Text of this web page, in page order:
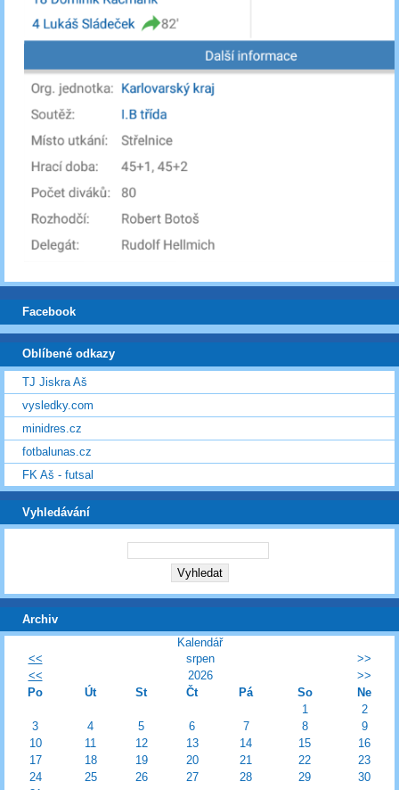
Facebook
Oblíbené odkazy
TJ Jiskra Aš
vysledky.com
minidres.cz
fotbalunas.cz
FK Aš - futsal
Vyhledávání
Archiv
Kalendář
<<
srpen
>>
<<
2026
>>
Po
Út St Čt Pá So
Ne
1
2
3
4 5 6 7 8
9
10
11 12 13 14 15
16
17
18 19 20 21 22
23
24
25 26 27 28 29
30